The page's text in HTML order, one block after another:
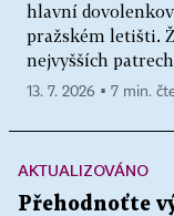
hlavní
pražském letišti.
nejvyšších
13. 7. 2026 ▪ 7 min.
AKTUALIZOVÁNO
Přehodnoťte